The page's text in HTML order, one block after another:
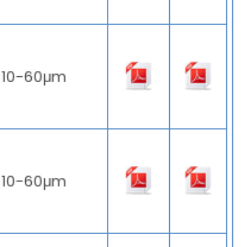
10-60μm
10-60μm